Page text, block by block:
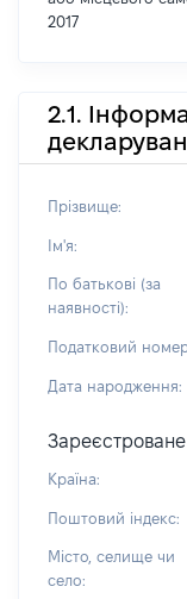
2017
2.1.
Прізвище:
Ім'я:
По батькові (за
наявності):
Податковий
Дата народження:
Країна:
Поштовий індекс:
Місто, селище чи
село: